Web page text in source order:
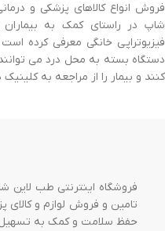
فروش انواع کالاهای پزشکی و
شاپ در راستای کمک به
دستگاه بسته به محل درد می
کنند و بیمار را از مراجعه به
فروشگاه اینترنتی طب لاین
تامین و فروش لوازم و کالای
حفظ سلامت و کمک به تسهیل